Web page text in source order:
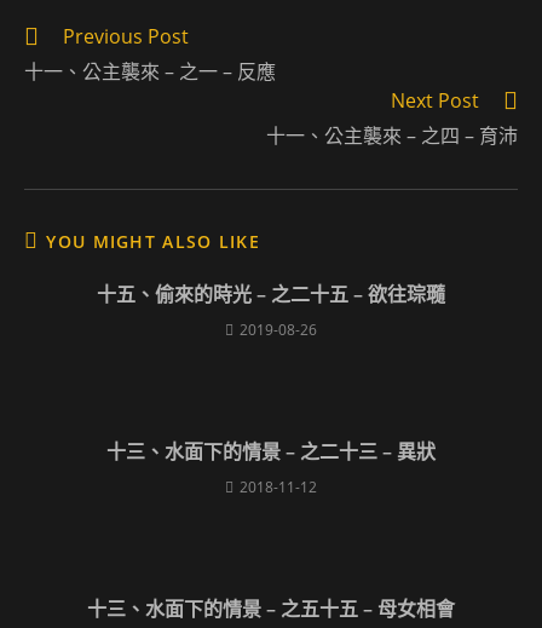
Read
more
articles
Previous Post
十一、公主襲來 – 之一 – 反應
Next Post
十一、公主襲來 – 之四 – 育沛
YOU MIGHT ALSO LIKE
十五、偷來的時光 – 之二十五 – 欲往琮瓍
2019-08-26
十三、水面下的情景 – 之二十三 – 異狀
2018-11-12
十三、水面下的情景 – 之五十五 – 母女相會